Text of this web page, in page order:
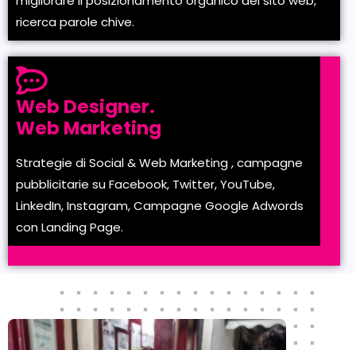
ricerca parole chive.
Web Designer.
Web Marketing
Strategie di Social & Web Marketing , campagne
pubblicitarie su Facebook, Twitter, YouTube,
LinkedIn, Instagram, Campagne Google Adwords
con Landing Page.